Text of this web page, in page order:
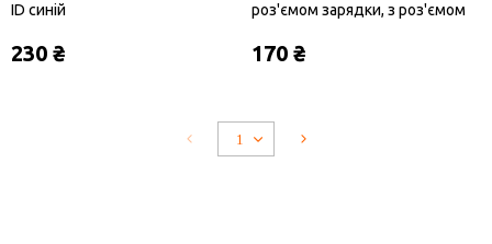
ID синій
230 ₴
роз'ємом зарядки, з роз'ємом
170 ₴